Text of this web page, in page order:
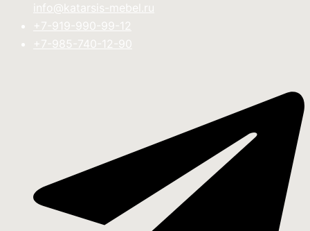
info@katarsis-mebel.ru
+7-919-990-99-12
+7-985-740-12-90